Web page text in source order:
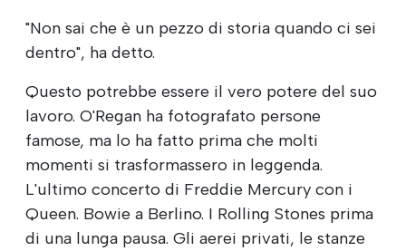
"Non sai che è un pezzo di storia quando ci sei
dentro", ha detto.
Questo potrebbe essere il vero potere del suo
lavoro. O'Regan ha fotografato persone
famose, ma lo ha fatto prima che molti
momenti si trasformassero in leggenda.
L'ultimo concerto di Freddie Mercury con i
Queen. Bowie a Berlino. I Rolling Stones prima
di una lunga pausa. Gli aerei privati, le stanze